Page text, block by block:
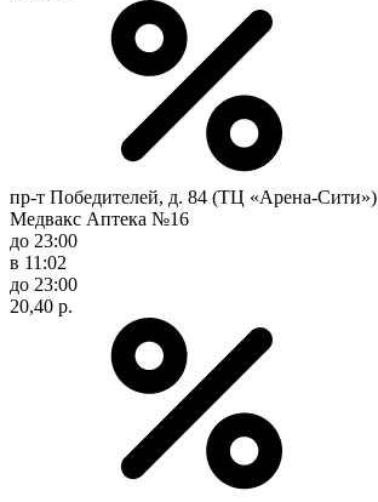
пр-т Победителей, д. 84 (ТЦ «Арена-Сити»)
Медвакс Аптека №16
до 23:00
в 11:02
до 23:00
20,40 р.